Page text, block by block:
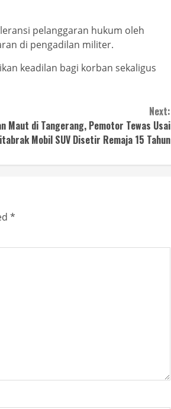
pelanggaran hukum oleh
di pengadilan militer.
keadilan bagi korban sekaligus
Next:
Maut di Tangerang, Pemotor Tewas Usai
Mobil SUV Disetir Remaja 15 Tahun
*